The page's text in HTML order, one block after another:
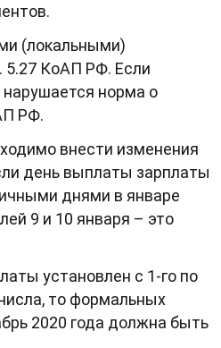
(локальными)
5.27 КоАП РФ. Если
норма о
РФ.
внести изменения
день выплаты зарплаты
днями в январе
9 и 10 января – это
установлен с 1-го по
то формальных
2020 года должна быть